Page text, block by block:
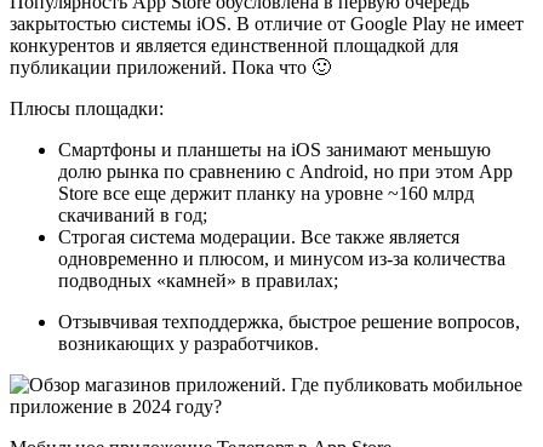
закрытостью системы iOS. В отличие от Google Play не имеет
конкурентов и является единственной площадкой для
публикации приложений. Пока что 🙂
Плюсы площадки:
Смартфоны и планшеты на iOS занимают меньшую
долю рынка по сравнению с Android, но при этом App
Store все еще держит планку на уровне ~160 млрд
скачиваний в год;
Строгая система модерации. Все также является
одновременно и плюсом, и минусом из-за количества
подводных «камней» в правилах;
Отзывчивая техподдержка, быстрое решение вопросов,
возникающих у разработчиков.